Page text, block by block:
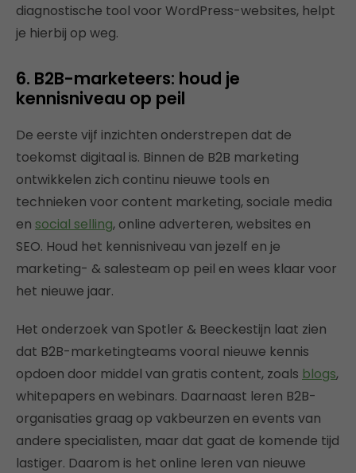
diagnostische tool voor WordPress-websites, helpt
je hierbij op weg.
6. B2B-marketeers: houd je
kennisniveau op peil
De eerste vijf inzichten onderstrepen dat de
toekomst digitaal is. Binnen de B2B marketing
ontwikkelen zich continu nieuwe tools en
technieken voor content marketing, sociale media
en social selling, online adverteren, websites en
SEO. Houd het kennisniveau van jezelf en je
marketing- & salesteam op peil en wees klaar voor
het nieuwe jaar.
Het onderzoek van Spotler & Beeckestijn laat zien
dat B2B-marketingteams vooral nieuwe kennis
opdoen door middel van gratis content, zoals blogs,
whitepapers en webinars. Daarnaast leren B2B-
organisaties graag op vakbeurzen en events van
andere specialisten, maar dat gaat de komende tijd
lastiger. Daarom is het online leren van nieuwe